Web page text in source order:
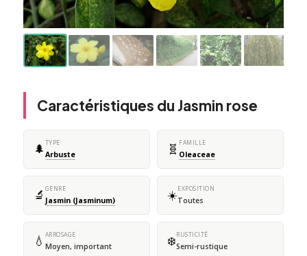
Caractéristiques du Jasmin rose
🌲 TYPE
Arbuste 🧬 FAMILLE
Oleaceae
🔬 GENRE
Jasmin (Jasminum) ☀️EXPOSITION
Toutes
💧 ARROSAGE
Moyen, important ❄️RUSTICITÉ
Semi-rustique